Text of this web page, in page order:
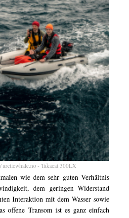
- Takacat 300LX
wie dem sehr guten Verhältnis
dem geringen Widerstand
Interaktion mit dem Wasser sowie
offene Transom ist es ganz einfach